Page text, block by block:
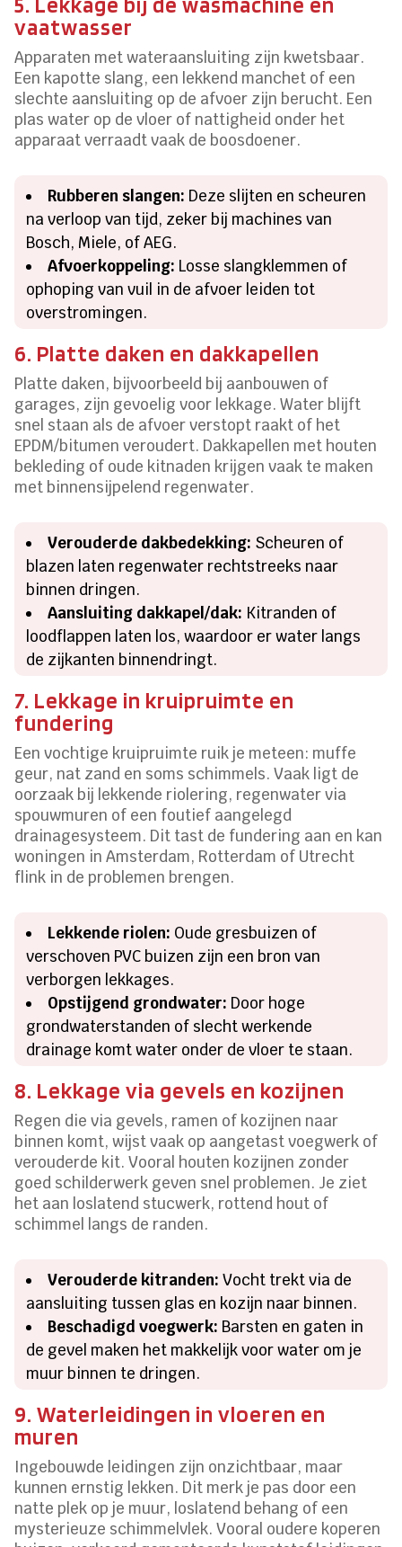
vaatwasser
Apparaten met wateraansluiting zijn kwetsbaar.
Een kapotte slang, een lekkend manchet of een
slechte aansluiting op de afvoer zijn berucht. Een
plas water op de vloer of nattigheid onder het
apparaat verraadt vaak de boosdoener.
Rubberen slangen: Deze slijten en scheuren
na verloop van tijd, zeker bij machines van
Bosch, Miele, of AEG.
Afvoerkoppeling: Losse slangklemmen of
ophoping van vuil in de afvoer leiden tot
overstromingen.
6. Platte daken en dakkapellen
Platte daken, bijvoorbeeld bij aanbouwen of
garages, zijn gevoelig voor lekkage. Water blijft
snel staan als de afvoer verstopt raakt of het
EPDM/bitumen veroudert. Dakkapellen met houten
bekleding of oude kitnaden krijgen vaak te maken
met binnensijpelend regenwater.
Verouderde dakbedekking: Scheuren of
blazen laten regenwater rechtstreeks naar
binnen dringen.
Aansluiting dakkapel/dak: Kitranden of
loodflappen laten los, waardoor er water langs
de zijkanten binnendringt.
7. Lekkage in kruipruimte en
fundering
Een vochtige kruipruimte ruik je meteen: muffe
geur, nat zand en soms schimmels. Vaak ligt de
oorzaak bij lekkende riolering, regenwater via
spouwmuren of een foutief aangelegd
drainagesysteem. Dit tast de fundering aan en kan
woningen in Amsterdam, Rotterdam of Utrecht
flink in de problemen brengen.
Lekkende riolen: Oude gresbuizen of
verschoven PVC buizen zijn een bron van
verborgen lekkages.
Opstijgend grondwater: Door hoge
grondwaterstanden of slecht werkende
drainage komt water onder de vloer te staan.
8. Lekkage via gevels en kozijnen
Regen die via gevels, ramen of kozijnen naar
binnen komt, wijst vaak op aangetast voegwerk of
verouderde kit. Vooral houten kozijnen zonder
goed schilderwerk geven snel problemen. Je ziet
het aan loslatend stucwerk, rottend hout of
schimmel langs de randen.
Verouderde kitranden:Vocht trekt via de
aansluiting tussen glas en kozijn naar binnen.
Beschadigd voegwerk: Barsten en gaten in
de gevel maken het makkelijk voor water om je
muur binnen te dringen.
9. Waterleidingen in vloeren en
muren
Ingebouwde leidingen zijn onzichtbaar, maar
kunnen ernstig lekken. Dit merk je pas door een
natte plek op je muur, loslatend behang of een
mysterieuze schimmelvlek. Vooral oudere koperen